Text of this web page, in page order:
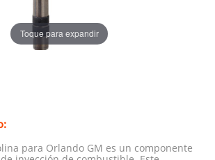
Toque para expandir
para Orlando GM es un componente